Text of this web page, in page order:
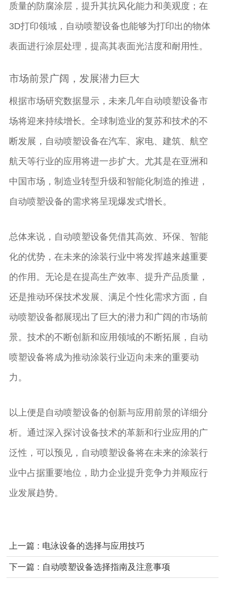
质量的防腐涂层，提升其抗风化能力和美观度；在
3D打印领域，自动喷塑设备也能够为打印出的物体
表面进行涂层处理，提高其表面光洁度和耐用性。
市场前景广阔，发展潜力巨大
根据市场研究数据显示，未来几年自动喷塑设备市
场将迎来持续增长。全球制造业的复苏和技术的不
断发展，自动喷塑设备在汽车、家电、建筑、航空
航天等行业的应用将进一步扩大。尤其是在亚洲和
中国市场，制造业转型升级和智能化制造的推进，
自动喷塑设备的需求将呈现爆发式增长。
总体来说，自动喷塑设备凭借其高效、环保、智能
化的优势，在未来的涂装行业中将发挥越来越重要
的作用。无论是在提高生产效率、提升产品质量，
还是推动环保技术发展、满足个性化需求方面，自
动喷塑设备都展现出了巨大的潜力和广阔的市场前
景。技术的不断创新和应用领域的不断拓展，自动
喷塑设备将成为推动涂装行业迈向未来的重要动
力。
以上便是自动喷塑设备的创新与应用前景的详细分
析。通过深入探讨设备技术的革新和行业应用的广
泛性，可以预见，自动喷塑设备将在未来的涂装行
业中占据重要地位，助力企业提升竞争力并顺应行
业发展趋势。
上一篇 : 电泳设备的选择与应用技巧
下一篇 : 自动喷塑设备选择指南及注意事项